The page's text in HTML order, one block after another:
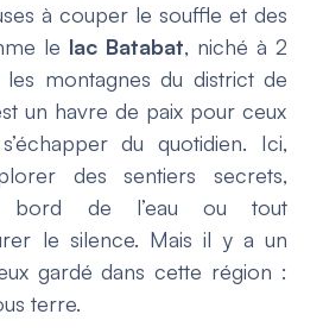
à couper le souffle et des
le lac Batabat, niché à 2
montagnes du district de
un havre de paix pour ceux
du quotidien. Ici,
des sentiers secrets,
bord de l’eau ou tout
le silence. Mais il y a un
gardé dans cette région :
terre.